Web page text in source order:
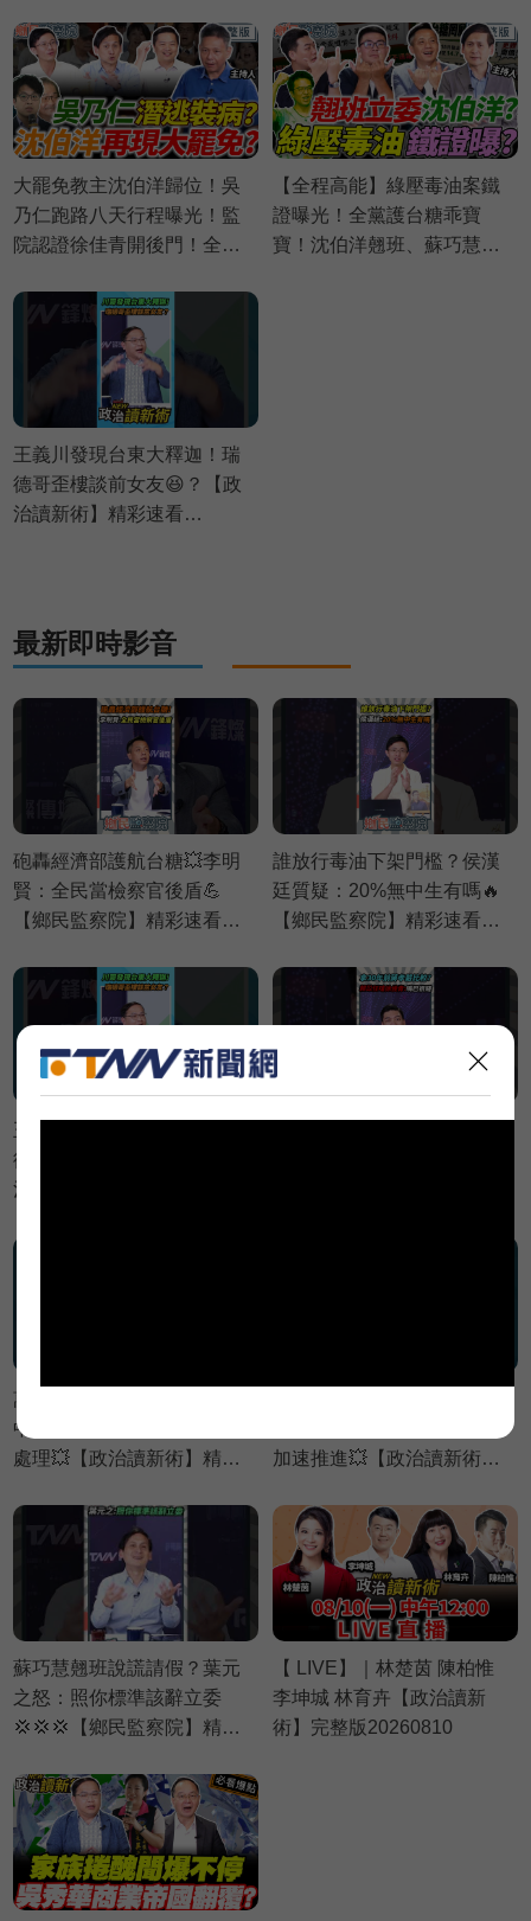
新術】必看爆點⚡20260803
絲嗜血出征｜Grace 王瑞德
王義川 黃瓊慧【政治讀新
術】完整版20260806
大罷免教主沈伯洋歸位！吳
乃仁跑路八天行程曝光！監
院認證徐佳青開後門！全黨
｜謝寒冰 葉元之 羅旺哲 侯漢
廷【鄉民監察院】完整版
【全程高能】綠壓毒油案鐵
證曝光！全黨護台糖乖寶
寶！沈伯洋翹班、蘇巧慧不
王義川發現台東大釋迦！瑞
德哥歪樓談前女友😆？【政
治讀新術】精彩速看
最新即時影音
砲轟經濟部護航台糖💥李明
賢：全民當檢察官後盾💪
【鄉民監察院】精彩速看
誰放行毒油下架門檻？侯漢
廷質疑：20%無中生有嗎🔥
【鄉民監察院】精彩速看
王義川發現台東大釋迦！瑞
德哥歪樓談前女友😆？【政
治讀新術】精彩速看
萬美玲家族建案違法神隱
中？黃瓊慧批：建商想低調
處理💥【政治讀新術】精彩
加速推進💥【政治讀新術】
蘇巧慧翹班說謊請假？葉元
之怒：照你標準該辭立委
💢💢💢【鄉民監察院】精彩
【 LIVE】｜林楚茵 陳柏惟
李坤城 林育卉【政治讀新
術】完整版20260810